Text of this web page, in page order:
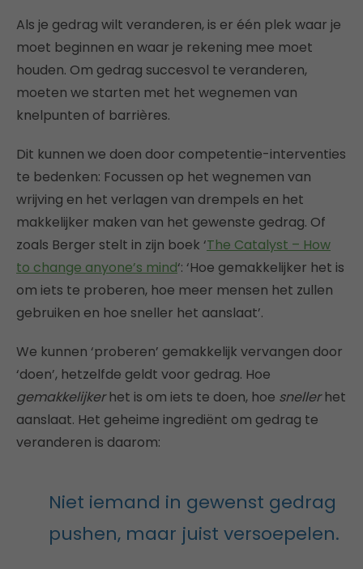
Als je gedrag wilt veranderen, is er één plek waar je
moet beginnen en waar je rekening mee moet
houden. Om gedrag succesvol te veranderen,
moeten we starten met het wegnemen van
knelpunten of barrières.
Dit kunnen we doen door competentie-interventies
te bedenken: Focussen op het wegnemen van
wrijving en het verlagen van drempels en het
makkelijker maken van het gewenste gedrag. Of
zoals Berger stelt in zijn boek ‘The Catalyst – How
to change anyone’s mind‘: ‘Hoe gemakkelijker het is
om iets te proberen, hoe meer mensen het zullen
gebruiken en hoe sneller het aanslaat’.
We kunnen ‘proberen’ gemakkelijk vervangen door
‘doen’, hetzelfde geldt voor gedrag. Hoe
gemakkelijkerhet is om iets te doen, hoe snellerhet
aanslaat. Het geheime ingrediënt om gedrag te
veranderen is daarom:
Niet iemand in gewenst gedrag
pushen, maar juist versoepelen.